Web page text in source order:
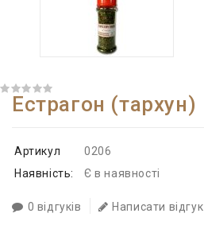
Естрагон (тархун)
Артикул
0206
Наявність:
Є в наявності
0 відгуків Написати відгук